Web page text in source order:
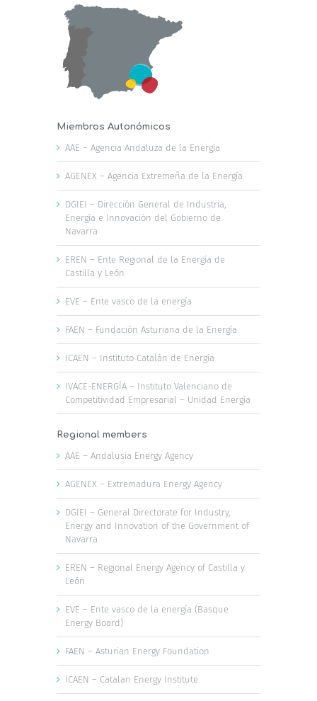
Miembros Autonómicos
AAE – Agencia Andaluza de la Energía
AGENEX – Agencia Extremeña de la Energía
DGIEI – Dirección General de Industria,
Energía e Innovación del Gobierno de
Navarra
EREN – Ente Regional de la Energía de
Castilla y León
EVE – Ente vasco de la energía
FAEN – Fundación Asturiana de la Energía
ICAEN – Instituto Catalán de Energía
IVACE-ENERGÍA – Instituto Valenciano de
Competitividad Empresarial – Unidad Energía
Regional members
AAE – Andalusia Energy Agency
AGENEX – Extremadura Energy Agency
DGIEI – General Directorate for Industry,
Energy and Innovation of the Government of
Navarra
EREN – Regional Energy Agency of Castilla y
León
EVE – Ente vasco de la energía (Basque
Energy Board)
FAEN – Asturian Energy Foundation
ICAEN – Catalan Energy Institute